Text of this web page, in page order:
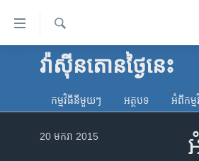
ទៅ​
គេហទំព័រ​
ទាក់ទង
និង​អាមេរិក
ស្វែង​
រក
វ៉ាស៊ីនតោន​ថ្ងៃ​នេះ
កម្មវិធី​នីមួយៗ អត្ថបទ​ អំពី​កម្ម
20 មករា 2015